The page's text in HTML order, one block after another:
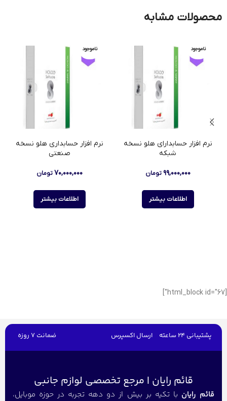
محصولات مشابه
ناموجود
نرم افزار حسابدارای هلو نسخه
شبکه
۹۹,۰۰۰,۰۰۰ تومان
اطلاعات بیشتر
ناموجود
نرم افزار حسابداری هلو نسخه
صنعتی
۷۰,۰۰۰,۰۰۰ تومان
اطلاعات بیشتر
پشتیبانی 24 ساعته ارسال اکسپرس ضمانت 7 روزه
قائم رایان | مرجع تخصصی لوازم جانبی
قائم رایان با تکیه بر بیش از دو دهه تجربه در حوزه موبایل،